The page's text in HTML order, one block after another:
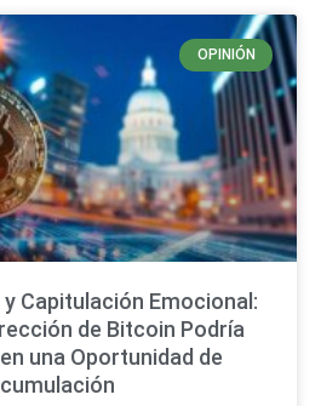
OPINIÓN
Capitulación Emocional:
de Bitcoin Podría
una Oportunidad de